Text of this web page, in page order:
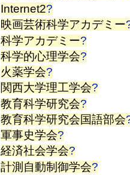
Internet2?
映画芸術科学アカデミー
科学アカデミー?
科学的心理学会?
火薬学会?
関西大学理工学会?
教育科学研究会?
教育科学研究会国語部会
軍事史学会?
経済社会学会?
計測自動制御学会?